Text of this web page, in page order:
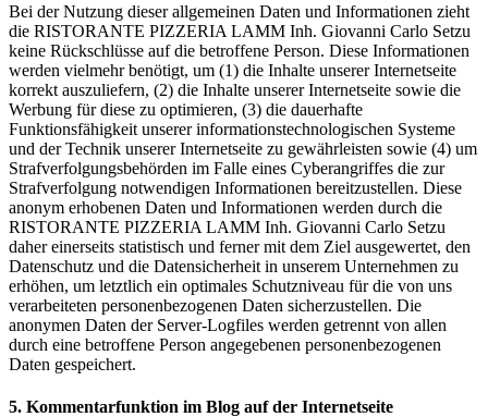
Bei der Nutzung dieser allgemeinen Daten und Informationen zieht
die RISTORANTE PIZZERIA LAMM Inh. Giovanni Carlo Setzu
keine Rückschlüsse auf die betroffene Person. Diese Informationen
werden vielmehr benötigt, um (1) die Inhalte unserer Internetseite
korrekt auszuliefern, (2) die Inhalte unserer Internetseite sowie die
Werbung für diese zu optimieren, (3) die dauerhafte
Funktionsfähigkeit unserer informationstechnologischen Systeme
und der Technik unserer Internetseite zu gewährleisten sowie (4) um
Strafverfolgungsbehörden im Falle eines Cyberangriffes die zur
Strafverfolgung notwendigen Informationen bereitzustellen. Diese
anonym erhobenen Daten und Informationen werden durch die
RISTORANTE PIZZERIA LAMM Inh. Giovanni Carlo Setzu
daher einerseits statistisch und ferner mit dem Ziel ausgewertet, den
Datenschutz und die Datensicherheit in unserem Unternehmen zu
erhöhen, um letztlich ein optimales Schutzniveau für die von uns
verarbeiteten personenbezogenen Daten sicherzustellen. Die
anonymen Daten der Server-Logfiles werden getrennt von allen
durch eine betroffene Person angegebenen personenbezogenen
Daten gespeichert.
5. Kommentarfunktion im Blog auf der Internetseite